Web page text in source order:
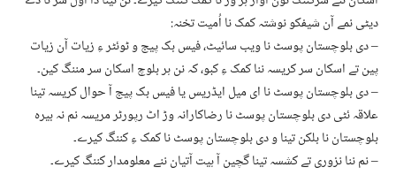
دیٹی نمے آن شیفکو نوشتہ کمک نا اُمیت تخنہ:
– دی بلوچستان پوسٹ نا ویب سائیٹ، فیس بک پیج و ٹوئٹر ءِ زیات آن زیات
پین تے اسکان سر کریسہ ننا کمک ءِ کبو، کہ نن ہر بلوچ اسکان سر مننگ کین۔
– دی بلوچستان پوسٹ نا ای میل ایڈریس یا فیس بک پیج آ حوال کریسہ تینا
علاقہ ئٹی دی بلوچستان پوسٹ نا رضاکارانہ وڑ اٹ رپورٹر مریسہ نم نہ بیرہ
بلوچستان نا بلکن تینا و دی بلوچستان پوسٹ نا کمک ءِ کننگ کیرے۔
– نم ننا نزوری تے کشسہ تینا گچین آ ہیت آتیان ننے معلومدار کننگ کیرے۔